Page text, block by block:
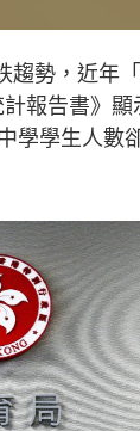
趨勢，近年
報告書》
學學生人數